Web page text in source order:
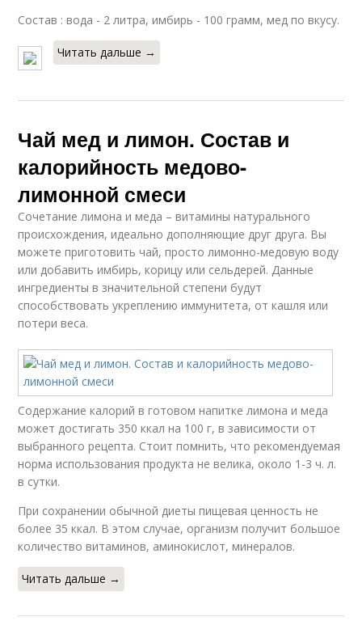
Состав : вода - 2 литра, имбирь - 100 грамм, мед по вкусу.
Читать дальше →
Чай мед и лимон. Состав и
калорийность медово-
лимонной смеси
Сочетание лимона и меда – витамины натурального
происхождения, идеально дополняющие друг друга. Вы
можете приготовить чай, просто лимонно-медовую воду
или добавить имбирь, корицу или сельдерей. Данные
ингредиенты в значительной степени будут
способствовать укреплению иммунитета, от кашля или
потери веса.
Содержание калорий в готовом напитке лимона и меда
может достигать 350 ккал на 100 г, в зависимости от
выбранного рецепта. Стоит помнить, что рекомендуемая
норма использования продукта не велика, около 1-3 ч. л.
в сутки.
При сохранении обычной диеты пищевая ценность не
более 35 ккал. В этом случае, организм получит большое
количество витаминов, аминокислот, минералов.
Читать дальше →